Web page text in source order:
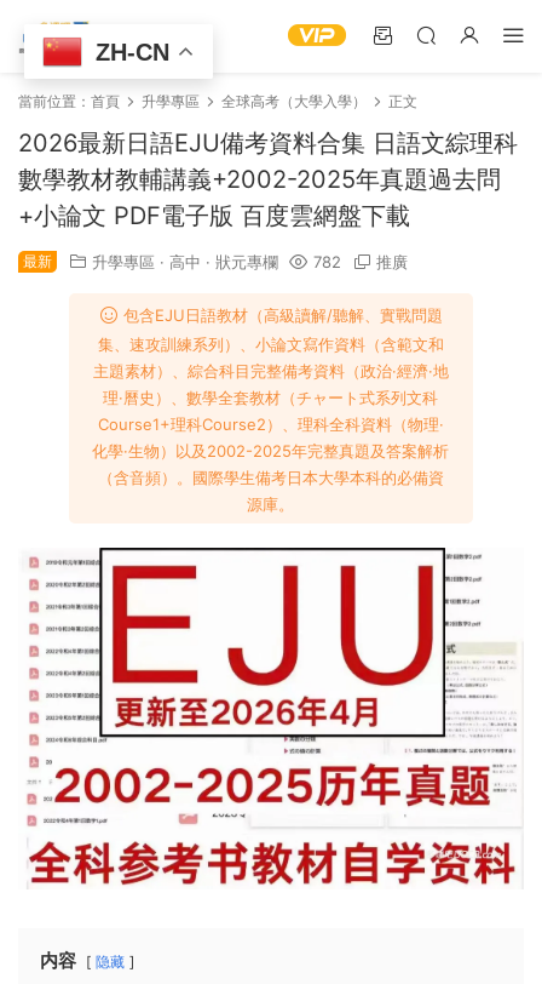
當前位置： 首頁 升學專區 全球高考（大學入學） 正文
2026最新日語EJU備考資料合集 日語文綜理科
數學教材教輔講義+2002-2025年真題過去問
+小論文 PDF電子版 百度雲網盤下載
最新 升學專區 · 高中 · 狀元專欄 782 推廣
包含EJU日語教材（高級讀解/聽解、實戰問題
集、速攻訓練系列）、小論文寫作資料（含範文和
主題素材）、綜合科目完整備考資料（政治·經濟·地
理·曆史）、數學全套教材（チャート式系列文科
Course1+理科Course2）、理科全科資料（物理·
化學·生物）以及2002-2025年完整真題及答案解析
（含音頻）。國際學生備考日本大學本科的必備資
源庫。
内容 隐藏
ZH-CN